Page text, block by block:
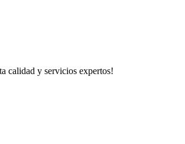
calidad y servicios expertos!